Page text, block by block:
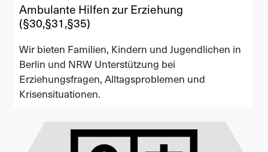
Ambulante Hilfen zur Erziehung
(§30,§31,§35)
Wir bieten Familien, Kindern und Jugendlichen in
Berlin und NRW Unterstützung bei
Erziehungsfragen, Alltagsproblemen und
Krisensituationen.